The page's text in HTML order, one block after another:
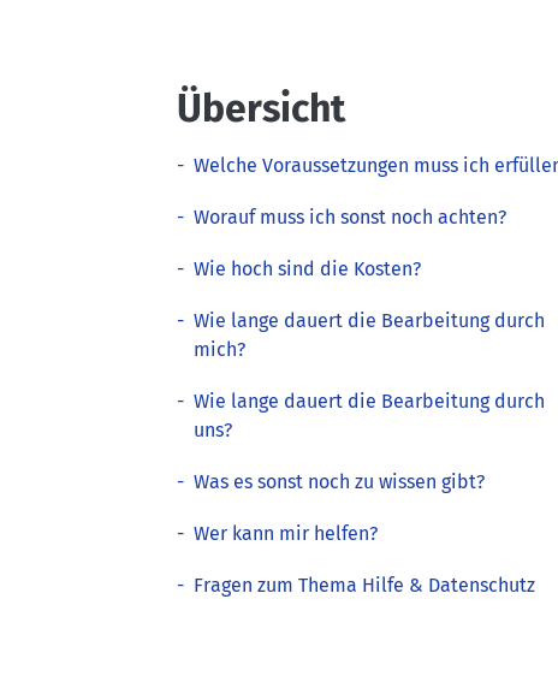
Übersicht
- Welche Voraussetzungen muss ich
- Worauf muss ich sonst noch achten?
- Wie hoch sind die Kosten?
- Wie lange dauert die Bearbeitung durch
mich?
- Wie lange dauert die Bearbeitung durch
uns?
- Was es sonst noch zu wissen gibt?
- Wer kann mir helfen?
- Fragen zum Thema Hilfe & Datenschutz